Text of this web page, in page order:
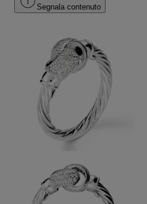
Segnala contenuto